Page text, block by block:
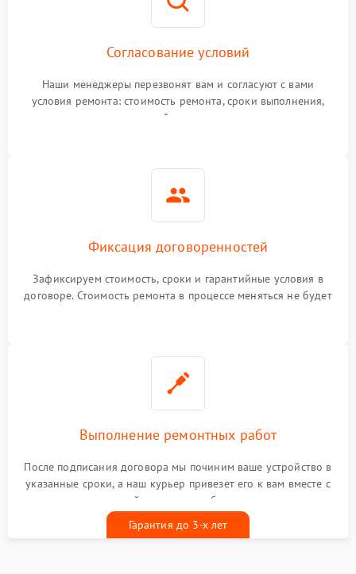
Согласование условий
Наши менеджеры перезвонят вам и согласуют с вами
условия ремонта: стоимость ремонта, сроки выполнения,
гарантийные условия
Фиксация договоренностей
Зафиксируем стоимость, сроки и гарантийные условия в
договоре. Стоимость ремонта в процессе меняться не будет
Выполнение ремонтных работ
После подписания договора мы починим ваше устройство в
указанные сроки, а наш курьер привезет его к вам вместе с
гарантийным талоном бесплатно
Гарантия до 3-х лет